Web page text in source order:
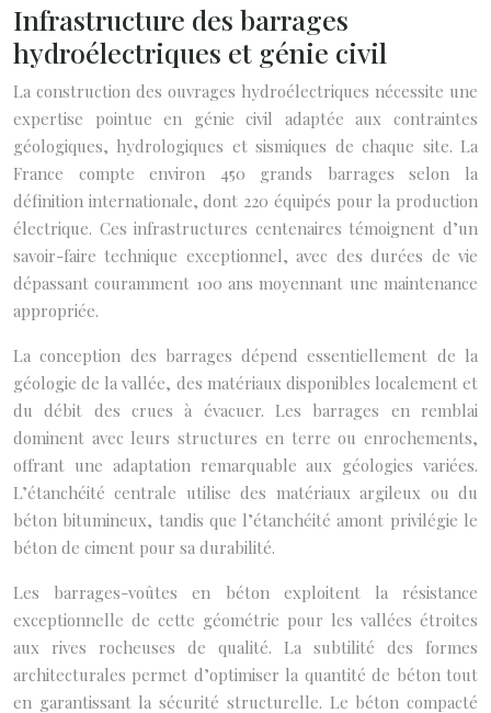
Infrastructure des barrages
hydroélectriques et génie civil
La construction des ouvrages hydroélectriques nécessite une
expertise pointue en génie civil adaptée aux contraintes
géologiques, hydrologiques et sismiques de chaque site. La
France compte environ 450 grands barrages selon la
définition internationale, dont 220 équipés pour la production
électrique. Ces infrastructures centenaires témoignent d’un
savoir-faire technique exceptionnel, avec des durées de vie
dépassant couramment 100 ans moyennant une maintenance
appropriée.
La conception des barrages dépend essentiellement de la
géologie de la vallée, des matériaux disponibles localement et
du débit des crues à évacuer. Les barrages en remblai
dominent avec leurs structures en terre ou enrochements,
offrant une adaptation remarquable aux géologies variées.
L’étanchéité centrale utilise des matériaux argileux ou du
béton bitumineux, tandis que l’étanchéité amont privilégie le
béton de ciment pour sa durabilité.
Les barrages-voûtes en béton exploitent la résistance
exceptionnelle de cette géométrie pour les vallées étroites
aux rives rocheuses de qualité. La subtilité des formes
architecturales permet d’optimiser la quantité de béton tout
en garantissant la sécurité structurelle. Le béton compacté